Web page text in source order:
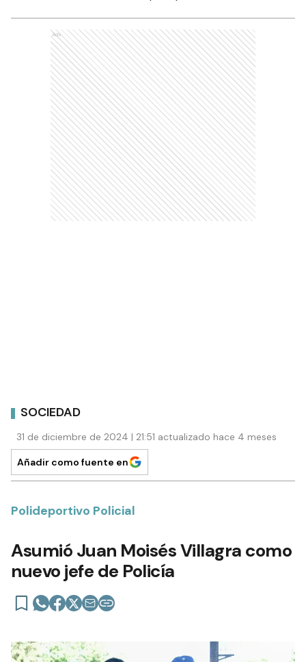
Ads
SOCIEDAD
31 de diciembre de 2024 | 21:51 actualizado hace 4 meses
Añadir como fuente en
Polideportivo Policial
Asumió Juan Moisés Villagra como
nuevo jefe de Policía